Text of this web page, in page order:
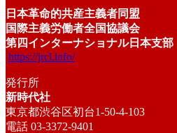
日本革命的共産主義者同盟
国際主義労働者全国協議会
第四インターナショナル日本支部
https://jrcl.info/
発行所
新時代社
東京都渋谷区初台1-50-4-103
電話 03-3372-9401